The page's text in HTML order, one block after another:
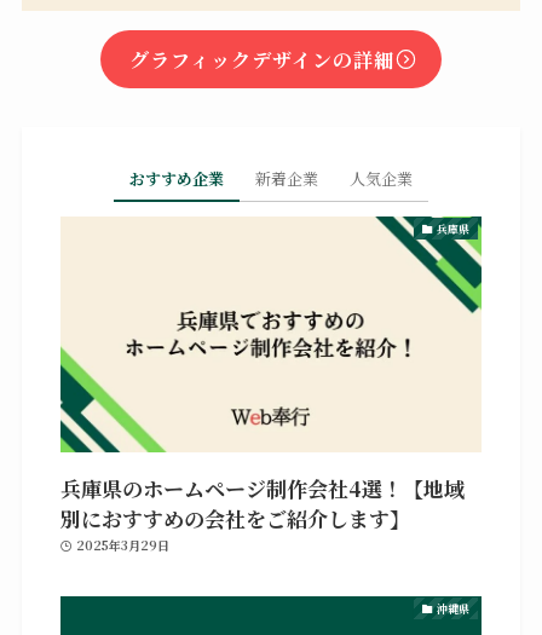
グラフィックデザインの詳細
おすすめ企業 新着企業 人気企業
兵庫県
兵庫県のホームページ制作会社4選！【地域
別におすすめの会社をご紹介します】
2025年3月29日
沖縄県